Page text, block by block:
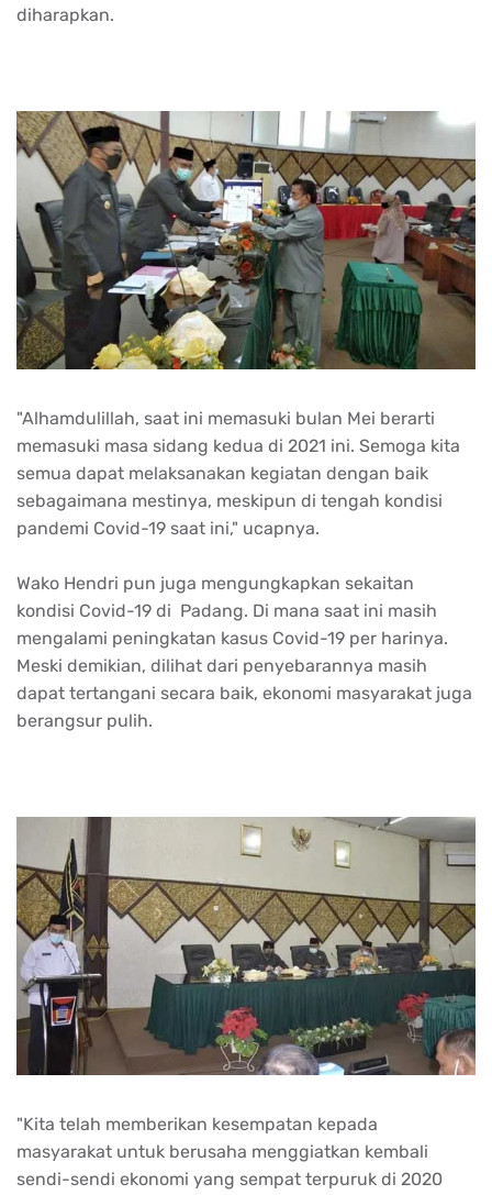
diharapkan.
"Alhamdulillah, saat ini memasuki bulan Mei berarti
memasuki masa sidang kedua di 2021 ini. Semoga kita
semua dapat melaksanakan kegiatan dengan baik
sebagaimana mestinya, meskipun di tengah kondisi
pandemi Covid-19 saat ini," ucapnya.
Wako Hendri pun juga mengungkapkan sekaitan
kondisi Covid-19 di Padang. Di mana saat ini masih
mengalami peningkatan kasus Covid-19 per harinya.
Meski demikian, dilihat dari penyebarannya masih
dapat tertangani secara baik, ekonomi masyarakat juga
berangsur pulih.
"Kita telah memberikan kesempatan kepada
masyarakat untuk berusaha menggiatkan kembali
sendi-sendi ekonomi yang sempat terpuruk di 2020